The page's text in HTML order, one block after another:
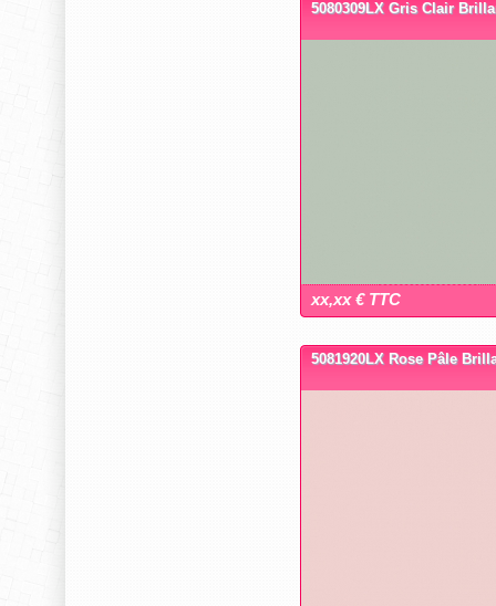
5080309LX Gris Clair
xx,xx € TTC
5081920LX Rose Pâle